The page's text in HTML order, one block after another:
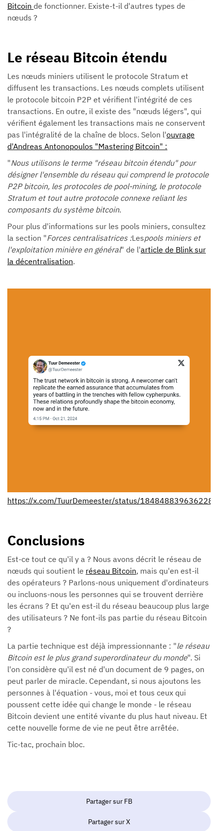
Bitcoin de fonctionner. Existe-t-il d'autres types de
nœuds ?
Le réseau Bitcoin étendu
Les nœuds miniers utilisent le protocole Stratum et
diffusent les transactions. Les nœuds complets utilisent
le protocole bitcoin P2P et vérifient l'intégrité de ces
transactions. En outre, il existe des "nœuds légers", qui
vérifient également les transactions mais ne conservent
pas l'intégralité de la chaîne de blocs. Selon l'ouvrage
d'Andreas Antonopoulos "Mastering Bitcoin" :
"Nous utilisons le terme "réseau bitcoin étendu" pour
désigner l'ensemble du réseau qui comprend le protocole
P2P bitcoin, les protocoles de pool-mining, le protocole
Stratum et tout autre protocole connexe reliant les
composants du système bitcoin.
Pour plus d'informations sur les pools miniers, consultez
la section "Forces centralisatrices :Lespools miniers et
l'exploitation minière en général" de l'article de Blink sur
la décentralisation.
https://x.com/TuurDemeester/status/
Conclusions
Est-ce tout ce qu'il y a ? Nous avons décrit le réseau de
nœuds qui soutient le réseau Bitcoin, mais qu'en est-il
des opérateurs ? Parlons-nous uniquement d'ordinateurs
ou incluons-nous les personnes qui se trouvent derrière
les écrans ? Et qu'en est-il du réseau beaucoup plus large
des utilisateurs ? Ne font-ils pas partie du réseau Bitcoin
?
La partie technique est déjà impressionnante : "le réseau
Bitcoin est le plus grand superordinateur du monde". Si
l'on considère qu'il est né d'un document de 9 pages, on
peut parler de miracle. Cependant, si nous ajoutons les
personnes à l'équation - vous, moi et tous ceux qui
poussent cette idée qui change le monde - le réseau
Bitcoin devient une entité vivante du plus haut niveau. Et
cette nouvelle forme de vie ne peut être arrêtée.
Tic-tac, prochain bloc.
Partager sur FB
Partager sur X